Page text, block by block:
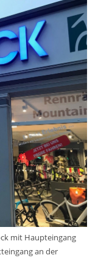
mit Haupteingang
an der